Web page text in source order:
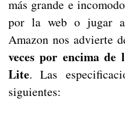
más grande e
por la web o jugar a
Amazon nos advierte
veces por encima de
Lite. Las
siguientes: